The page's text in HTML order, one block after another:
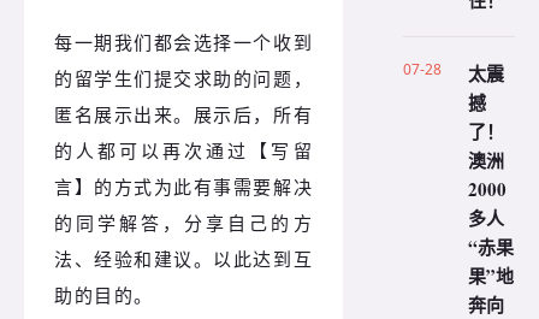
每一期我们都会选择一个收到
的留学生们提交求助的问题，
匿名展示出来。展示后，所有
的人都可以再次通过【写留
言】的方式为此有事需要解决
的同学解答，分享自己的方
法、经验和建议。以此达到互
助的目的。
07-28
太震
撼
了！
澳洲
2000
多人
“赤果
果”地
奔向